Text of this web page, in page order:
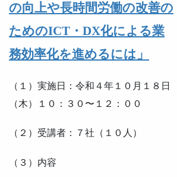
の向上や長時間労働の改善の
ためのICT・DX化による業
務効率化を進めるには」
（１）実施日：令和４年１０月１８日
（木）１０：３０〜１２：００
（２）受講者：７社（１０人）
（３）内容